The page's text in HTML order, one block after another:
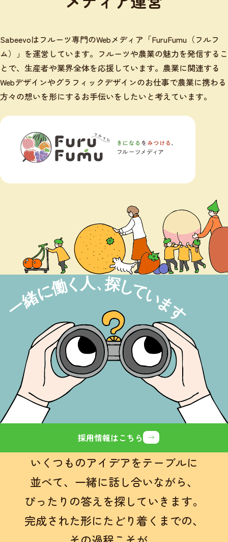
Sabeevoはフルーツ専門のWebメディア「FuruFumu（フルフ
ム）」を運営しています。フルーツや農業の魅力を発信するこ
とで、生産者や業界全体を応援しています。農業に関連する
Webデザインやグラフィックデザインのお仕事で農業に携わる
方々の想いを形にするお手伝いをしたいと考えています。
採用情報はこちら
いくつものアイデアをテーブルに
並べて、 一緒に話し合いながら、
ぴったりの答えを探していきます。
完成された形にたどり着くまでの、